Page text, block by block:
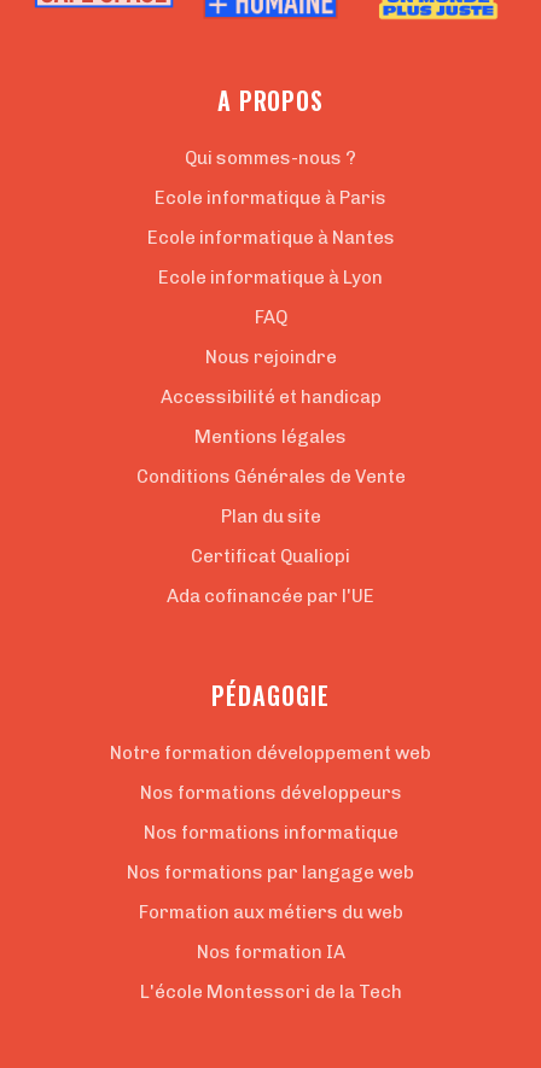
A PROPOS
Qui sommes-nous ?
Ecole informatique à Paris
Ecole informatique à Nantes
Ecole informatique à Lyon
FAQ
Nous rejoindre
Accessibilité et handicap
Mentions légales
Conditions Générales de Vente
Plan du site
Certificat Qualiopi
Ada cofinancée par l'UE
PÉDAGOGIE
Notre formation développement web
Nos formations développeurs
Nos formations informatique
Nos formations par langage web
Formation aux métiers du web
Nos formation IA
L'école Montessori de la Tech